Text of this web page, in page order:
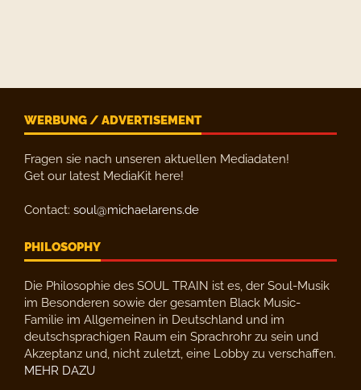
WERBUNG / ADVERTISEMENT
Fragen sie nach unseren aktuellen Mediadaten!
Get our latest MediaKit here!
Contact: soul@michaelarens.de
PHILOSOPHY
Die Philosophie des SOUL TRAIN ist es, der Soul-Musik
im Besonderen sowie der gesamten Black Music-
Familie im Allgemeinen in Deutschland und im
deutschsprachigen Raum ein Sprachrohr zu sein und
Akzeptanz und, nicht zuletzt, eine Lobby zu verschaffen.
MEHR DAZU